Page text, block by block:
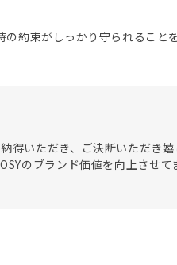
約束がしっかり守られること
得いただき、ご決断いただき
のブランド価値を向上させ